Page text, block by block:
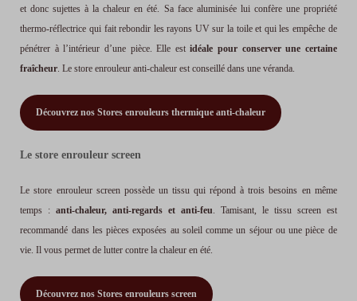
et donc sujettes à la chaleur en été. Sa face aluminisée lui confère une propriété
thermo-réflectrice qui fait rebondir les rayons UV sur la toile et qui les empêche de
pénétrer à l’intérieur d’une pièce. Elle estidéale pour conserver une certaine
fraîcheur. Le store enrouleur anti-chaleur est conseillé dans une véranda.
Découvrez nos Stores enrouleurs thermique anti-chaleur
Le store enrouleur screen
Le store enrouleur screen possède un tissu qui répond à trois besoins en même
temps :anti-chaleur, anti-regards et anti-feu. Tamisant, le tissu screen est
recommandé dans les pièces exposées au soleil comme un séjour ou une pièce de
vie. Il vous permet de lutter contre la chaleur en été.
Découvrez nos Stores enrouleurs screen